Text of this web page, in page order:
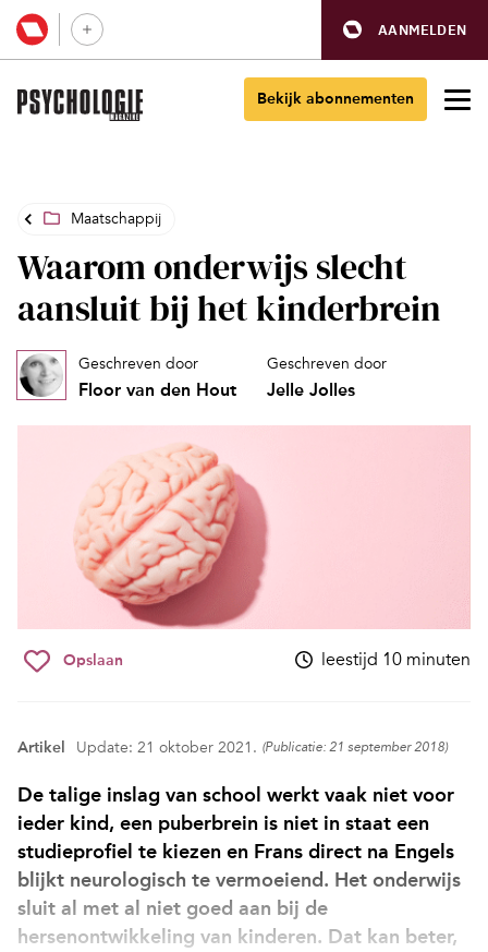
AANMELDEN
Bekijk abonnementen
Maatschappij
Waarom onderwijs slecht
aansluit bij het kinderbrein
Geschreven door
Floor van den Hout
Geschreven door
Jelle Jolles
Opslaan leestijd 10 minuten
Artikel Update: 21 oktober 2021. (Publicatie: 21 september 2018)
De talige inslag van school werkt vaak niet voor
ieder kind, een puberbrein is niet in staat een
studieprofiel te kiezen en Frans direct na Engels
blijkt neurologisch te vermoeiend. Het onderwijs
sluit al met al niet goed aan bij de
hersenontwikkeling van kinderen. Dat kan beter,